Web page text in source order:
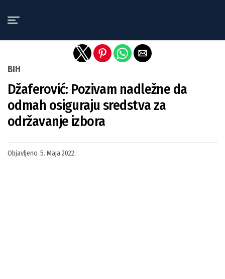
BIH
Džaferović: Pozivam nadležne da
odmah osiguraju sredstva za
održavanje izbora
Objavljeno 5. Maja 2022.